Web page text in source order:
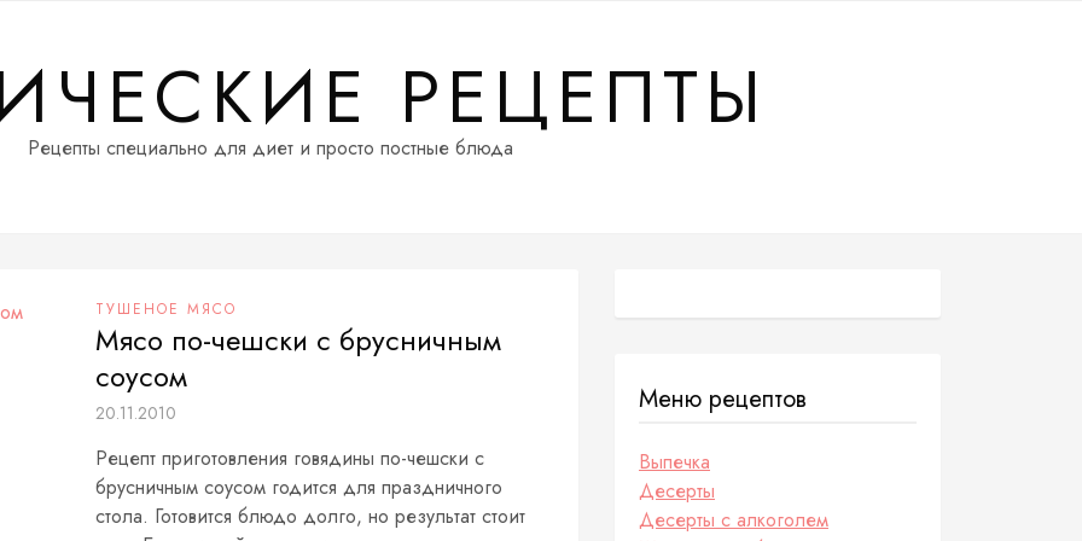
РЕЦЕПТЫ
Рецепты специально для диет и просто постные блюда
ТУШЕНОЕ МЯСО
Мясо по-чешски с брусничным
соусом
20.11.2010
Рецепт приготовления говядины по-чешски с
брусничным соусом годится для праздничного
стола. Готовится блюдо долго, но результат стоит
Меню рецептов
Выпечка
Десерты
Десерты с алкоголем